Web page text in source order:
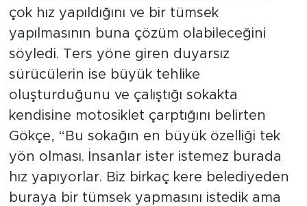
çok hız yapıldığını ve bir tümsek
yapılmasının buna çözüm olabileceğini
söyledi. Ters yöne giren duyarsız
sürücülerin ise büyük tehlike
oluşturduğunu ve çalıştığı sokakta
kendisine motosiklet çarptığını belirten
Gökçe, “Bu sokağın en büyük özelliği tek
yön olması. İnsanlar ister istemez burada
hız yapıyorlar. Biz birkaç kere belediyeden
buraya bir tümsek yapmasını istedik ama